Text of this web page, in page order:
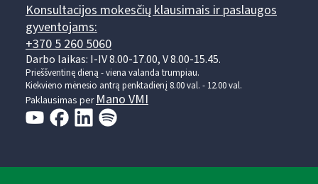
Konsultacijos mokesčių klausimais ir paslaugos
gyventojams:
+370 5 260 5060
Darbo laikas: I-IV 8.00-17.00, V 8.00-15.45.
Prieššventinę dieną - viena valanda trumpiau.
Kiekvieno mėnesio antrą penktadienį 8.00 val. - 12.00 val.
Paklausimas per Mano VMI